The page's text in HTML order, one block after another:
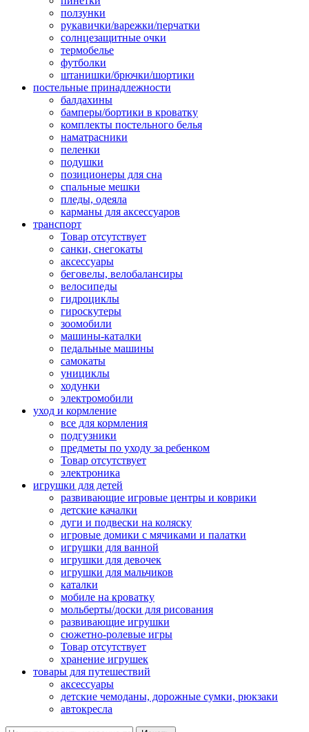
ползунки
рукавички/варежки/перчатки
солнцезащитные очки
термобелье
футболки
штанишки/брючки/шортики
постельные принадлежности
балдахины
бамперы/бортики в кроватку
комплекты постельного белья
наматрасники
пеленки
подушки
позиционеры для сна
спальные мешки
пледы, одеяла
карманы для аксеcсуаров
транспорт
Товар отсутствует
санки, снегокаты
аксессуары
беговелы, велобалансиры
велосипеды
гидроциклы
гироскутеры
зоомобили
машины-каталки
педальные машины
самокаты
унициклы
ходунки
электромобили
уход и кормление
все для кормления
подгузники
предметы по уходу за ребенком
Товар отсутствует
электроника
игрушки для детей
развивающие игровые центры и коврики
детские качалки
дуги и подвески на коляску
игровые домики с мячиками и палатки
игрушки для ванной
игрушки для девочек
игрушки для мальчиков
каталки
мобиле на кроватку
мольберты/доски для рисования
развивающие игрушки
сюжетно-ролевые игры
Товар отсутствует
хранение игрушек
товары для путешествий
аксессуары
детские чемоданы, дорожные сумки, рюкзаки
автокресла